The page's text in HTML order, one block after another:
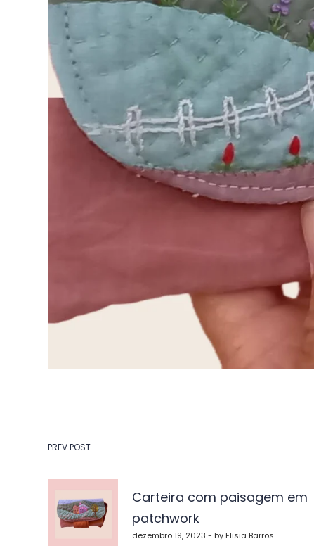
Navegação
de
Post
PREV POST
Carteira com paisagem em
patchwork
dezembro 19, 2023 - by Elisia Barros